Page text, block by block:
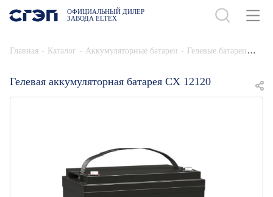
ОФИЦИАЛЬНЫЙ ДИЛЕР
ЗАВОДА ELTEX
Главная - Каталог - Аккумуляторные батареи - Гелевые батареи
Гелевая аккумуляторная батарея СХ 12120